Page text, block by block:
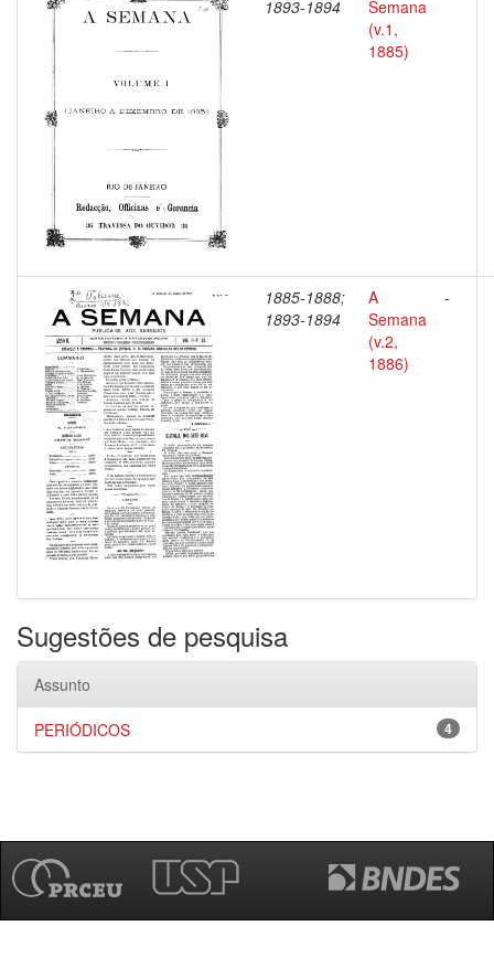
1893-1894
Semana
(v.1,
1885)
1885-1888;
1893-1894
A
Semana
(v.2,
1886)
-
Sugestões de pesquisa
Assunto
4
PERIÓDICOS